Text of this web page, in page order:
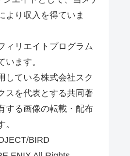
より収入を得ていま
ィリエイトプログラム
います。
している株式会社スク
スを代表とする共同著
する画像の転載・配布
BIRD